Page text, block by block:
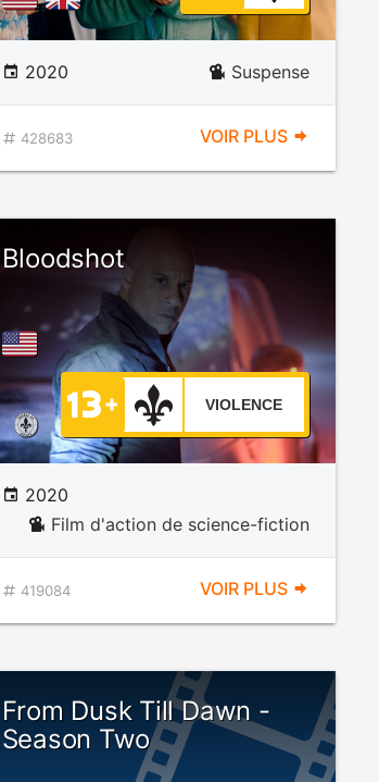
2020 Suspense
428683 VOIR PLUS
Bloodshot
VIOLENCE
2020
Film d'action de science-fiction
419084 VOIR PLUS
From Dusk Till Dawn -
Season Two